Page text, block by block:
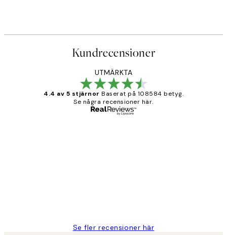
Kundrecensioner
UTMÄRKTA
4.4 av 5 stjärnor Baserat på 108584 betyg.
Se några recensioner här.
Se fler recensioner här